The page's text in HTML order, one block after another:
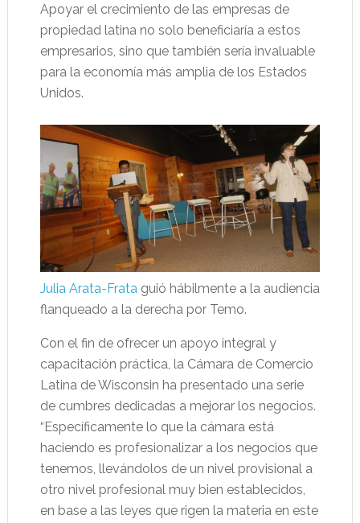
Apoyar el crecimiento de las empresas de
propiedad latina no solo beneficiaría a estos
empresarios, sino que también sería invaluable
para la economía más amplia de los Estados
Unidos.
Julia Arata-Frataguió hábilmente a la audiencia
flanqueado a la derecha por Temo.
Con el fin de ofrecer un apoyo integral y
capacitación práctica, la Cámara de Comercio
Latina de Wisconsin ha presentado una serie
de cumbres dedicadas a mejorar los negocios.
“Específicamente lo que la cámara está
haciendo es profesionalizar a los negocios que
tenemos, llevándolos de un nivel provisional a
otro nivel profesional muy bien establecidos,
en base a las leyes que rigen la materia en este